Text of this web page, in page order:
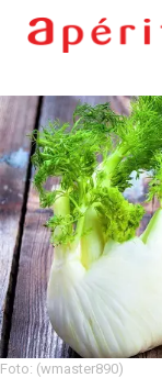
Foto: (wmaster890)